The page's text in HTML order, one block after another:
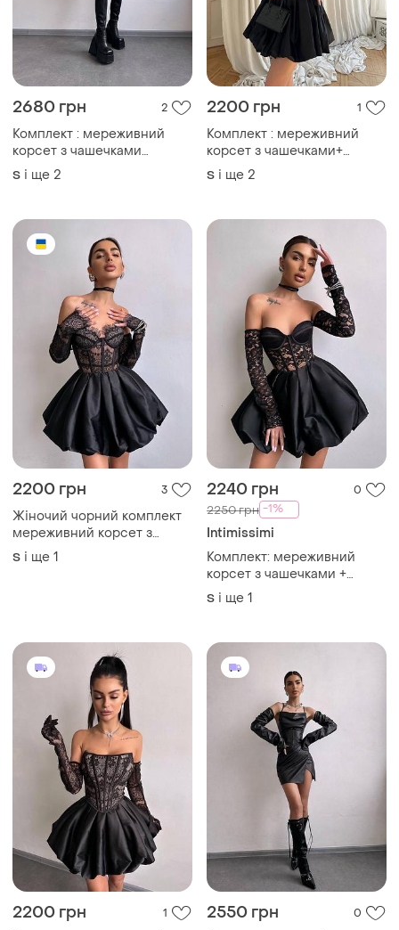
2680 грн 2
Комплект : мереживний
корсет з чашечками
спідниця балон
S і ще 2
2200 грн 1
Комплект : мереживний
корсет з чашечками+
спідниця балон
S і ще 2
2200 грн 3
Жіночий чорний комплект
мереживний корсет з
чашечками та атласна
спідниця балон
S і ще 1
2240 грн 0
2250 грн -1%
Intimissimi
Комплект: мереживний
корсет з чашечками +
спідниця балон 🎩 артикул:
0016 нп
S і ще 1
2200 грн 1 2550 грн 0